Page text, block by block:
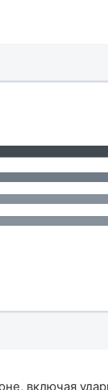
включая